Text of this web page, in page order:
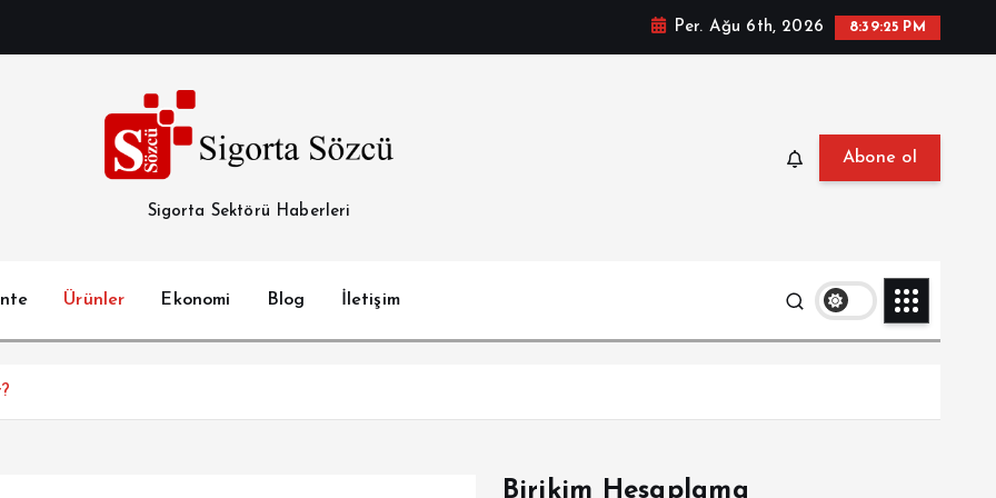
Per. Ağu 6th, 2026 8:39:26 PM
Sigorta Sektörü Haberleri
Abone ol
Ürünler Ekonomi Blog İletişim
Birikim Hesaplama